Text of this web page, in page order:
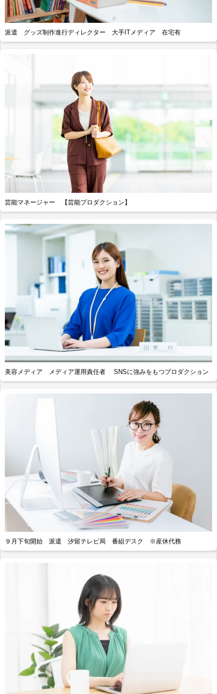
派遣 グッズ制作進行ディレクター 大手ITメディア 在宅有
芸能マネージャー 【芸能プロダクション】
美容メディア メディア運用責任者 SNSに強みをもつプロダクション
９月下旬開始 派遣 汐留テレビ局 番組デスク ※産休代務